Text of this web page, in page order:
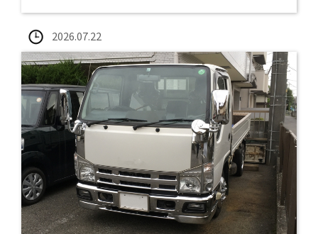
るのかの事例と、事例ごとの罰則をまとめています。
2026.07.22